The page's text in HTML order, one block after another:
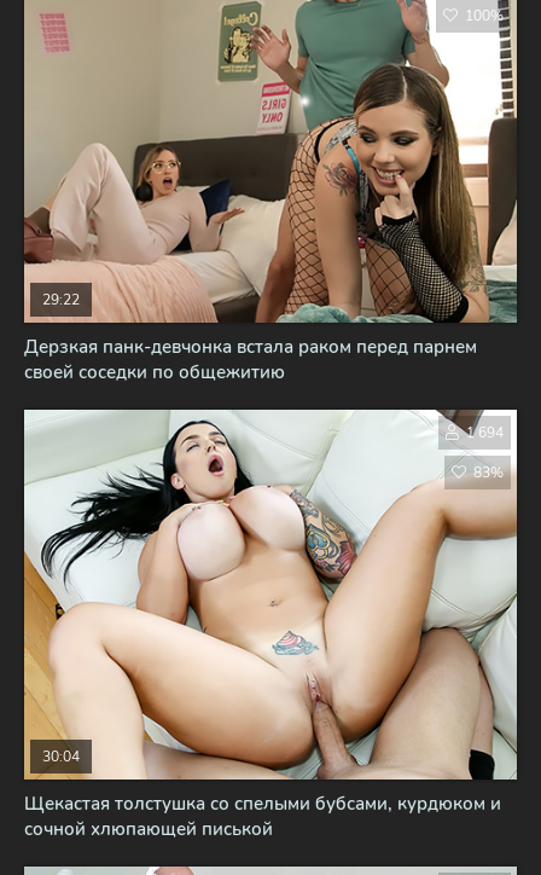
Дерзкая панк-девчонка встала раком перед парнем
своей соседки по общежитию
29:22
100%
Щекастая толстушка со спелыми бубсами, курдюком и
сочной хлюпающей писькой
30:04
1 694
83%